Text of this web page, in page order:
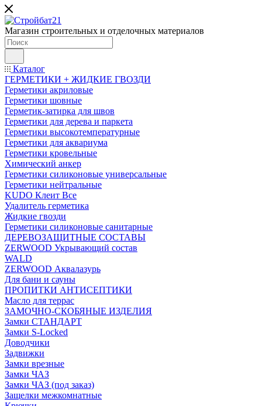
Магазин строительных и отделочных материалов
Каталог
ГЕРМЕТИКИ + ЖИДКИЕ ГВОЗДИ
Герметики акриловые
Герметики шовные
Герметик-затирка для швов
Герметики для дерева и паркета
Герметики высокотемпературные
Герметики для аквариума
Герметики кровельные
Химический анкер
Герметики силиконовые универсальные
Герметики нейтральные
KUDO Клеит Все
Удалитель герметика
Жидкие гвозди
Герметики силиконовые санитарные
ДЕРЕВОЗАЩИТНЫЕ СОСТАВЫ
ZERWOOD Укрывающий состав
WALD
ZERWOOD Аквалазурь
Для бани и сауны
ПРОПИТКИ АНТИСЕПТИКИ
Масло для террас
ЗАМОЧНО-СКОБЯНЫЕ ИЗДЕЛИЯ
Замки СТАНДАРТ
Замки S-Locked
Доводчики
Задвижки
Замки врезные
Замки ЧАЗ
Замки ЧАЗ (под заказ)
Защелки межкомнатные